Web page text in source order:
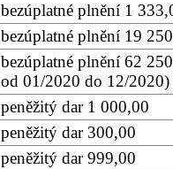
bezúplatné plnění 1
bezúplatné plnění 19
bezúplatné plnění 62
od 01/2020 do 12/2020)
peněžitý dar 1 000,00
peněžitý dar 300,00
peněžitý dar 999,00